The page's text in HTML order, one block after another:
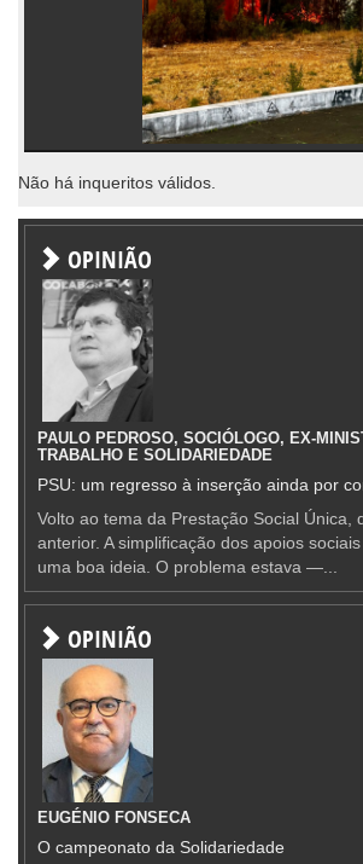
Não há inqueritos válidos.
OPINIÃO
PAULO PEDROSO, SOCIÓLOGO, EX-
TRABALHO E SOLIDARIEDADE
PSU: um regresso à inserção ainda por
Volto ao tema da Prestação Social Única,
anterior. A simplificação dos apoios
uma boa ideia. O problema estava —...
OPINIÃO
EUGÉNIO FONSECA
O campeonato da Solidariedade